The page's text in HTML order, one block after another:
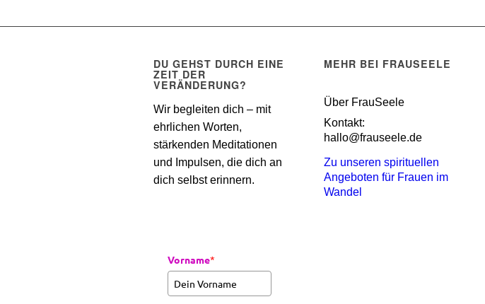
DU GEHST DURCH EINE
ZEIT DER
VERÄNDERUNG?
Wir begleiten dich – mit
ehrlichen Worten,
stärkenden Meditationen
und Impulsen, die dich an
dich selbst erinnern.
Vorname*
MEHR BEI FRAUSEELE
Über FrauSeele
Kontakt:
hallo@frauseele.de
Zu unseren spirituellen
Angeboten für Frauen im
Wandel